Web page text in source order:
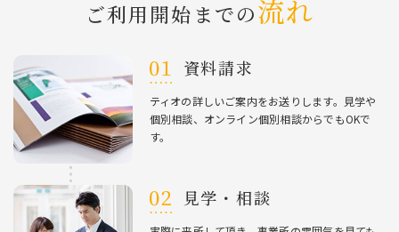
ご利⽤開始までの流れ
資料請求
ティオの詳しいご案内をお送りします。⾒学や
個別相談、オンライン個別相談からでもOKで
す。
⾒学・相談